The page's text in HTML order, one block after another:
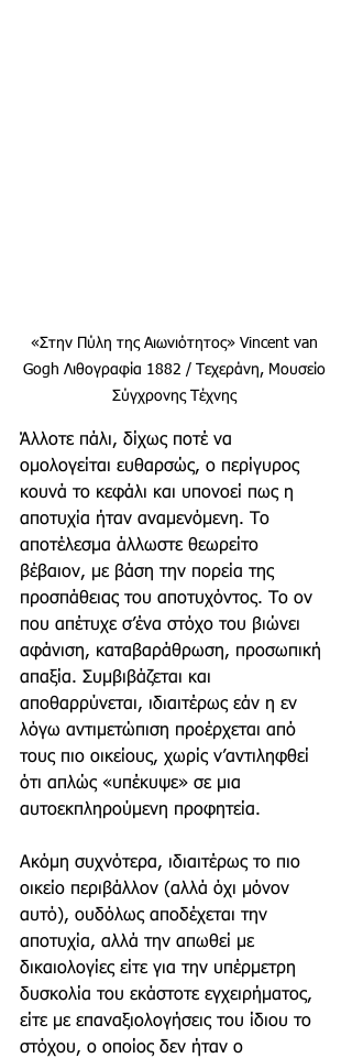
«Στην Πύλη της Αιωνιότητος» Vincent van
Gogh Λιθογραφία 1882 / Τεχεράνη, Μουσείο
Σύγχρονης Τέχνης
Άλλοτε πάλι, δίχως ποτέ να
ομολογείται ευθαρσώς, ο περίγυρος
κουνά το κεφάλι και υπονοεί πως η
αποτυχία ήταν αναμενόμενη. Το
αποτέλεσμα άλλωστε θεωρείτο
βέβαιον, με βάση την πορεία της
προσπάθειας του αποτυχόντος. Το ον
που απέτυχε σ’ένα στόχο του βιώνει
αφάνιση, καταβαράθρωση, προσωπική
απαξία. Συμβιβάζεται και
αποθαρρύνεται, ιδιαιτέρως εάν η εν
λόγω αντιμετώπιση προέρχεται από
τους πιο οικείους, χωρίς ν’αντιληφθεί
ότι απλώς «υπέκυψε» σε μια
αυτοεκπληρούμενη προφητεία.
Ακόμη συχνότερα, ιδιαιτέρως το πιο
οικείο περιβάλλον (αλλά όχι μόνον
αυτό), ουδόλως αποδέχεται την
αποτυχία, αλλά την απωθεί με
δικαιολογίες είτε για την υπέρμετρη
δυσκολία του εκάστοτε εγχειρήματος,
είτε με επαναξιολογήσεις του ίδιου το
στόχου, ο οποίος δεν ήταν ο